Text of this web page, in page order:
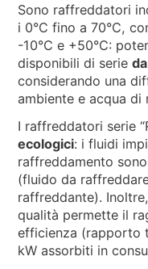
Sono raffreddatori
i 0°C fino a 70°C,
-10°C e +50°C:
disponibili di serie
considerando una
ambiente e acqua di
I raffreddatori serie
ecologici: i fluidi
raffreddamento
(fluido da
raffreddante).
qualità permette il
efficienza (rapporto
kW assorbiti in